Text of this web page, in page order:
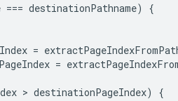
=== destinationPathname)
{
=
=
> destinationPageIndex)
{